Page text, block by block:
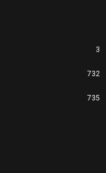
3
732
735